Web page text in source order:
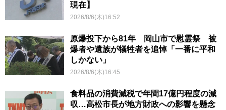
現在】
2026/8/6(木)16:52
原爆投下から81年 岡山市で慰霊祭 被
爆者や遺族が犠牲者を追悼「一番に平和
しかない」
2026/8/6(木)16:45
食料品の消費減税で年間17億円程度の減
収…高松市長が地方財政への影響を懸念